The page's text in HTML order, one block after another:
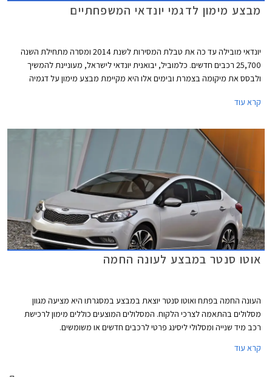
מבצע מימון לדגמי יונדאי המשפחתיים
יונדאי מובילה עד כה את טבלת המסירות לשנת 2014 ומסרה מתחילת השנה
25,700 רכבים חדשים. כלמוביל, יבואנית יונדאי לישראל, מעוניינת להמשיך
ולבסס את מיקומה בצמרת ובימים אלו היא מקיימת מבצע מימון על דגמיה
במסגרת המבצע מאפשרת החברה לשלם מקדמה שגובהה תלוי בין היתר בדגם
בתום שלוש שנים, שגובהו נגזר מהדגם הנבחר ומגובה המקדמה. המבצע בתוקף
קרא עוד
אוטו סנטר במבצע לעונה החמה
העונה החמה בפתח ואוטו סנטר יוצאת במבצע במסגרתו היא מציעה מגוון
מסלולים בהתאמה לצרכי הלקוח. המסלולים המוצעים כוללים מימון לרכישת
רכב מיד שנייה ומסלולי ליסינג פרטי לרכבים חדשים או משומשים.
קרא עוד